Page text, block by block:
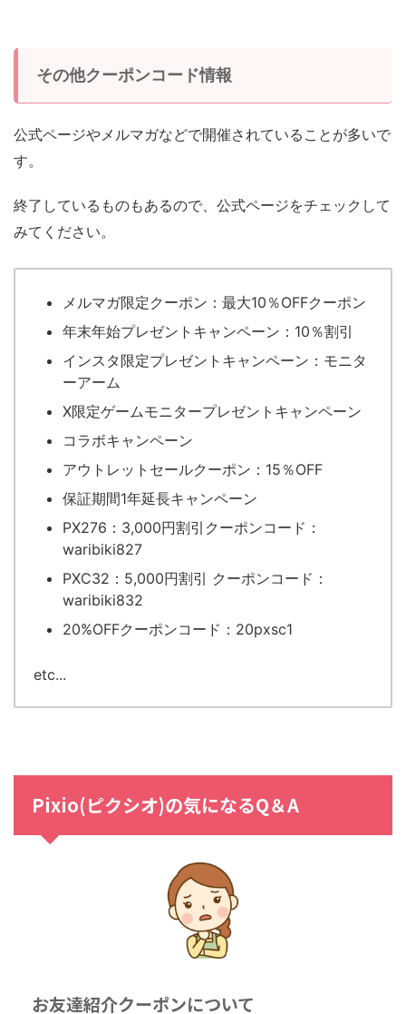
その他クーポンコード情報
公式ページやメルマガなどで開催されていることが多いで
す。
終了しているものもあるので、公式ページをチェックして
みてください。
メルマガ限定クーポン：最大10％OFFクーポン
年末年始プレゼントキャンペーン：10％割引
インスタ限定プレゼントキャンペーン：モニタ
ーアーム
X限定ゲームモニタープレゼントキャンペーン
コラボキャンペーン
アウトレットセールクーポン：15％OFF
保証期間1年延長キャンペーン
PX276：3,000円割引クーポンコード：
waribiki827
PXC32：5,000円割引 クーポンコード：
waribiki832
20%OFFクーポンコード：20pxsc1
etc...
Pixio(ピクシオ)の気になるQ＆A
お友達紹介クーポンについて